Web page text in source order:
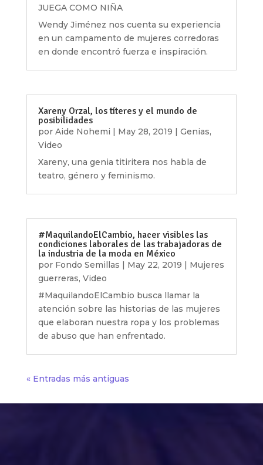
JUEGA COMO NIÑA
Wendy Jiménez nos cuenta su experiencia
en un campamento de mujeres corredoras
en donde encontró fuerza e inspiración.
Xareny Orzal, los títeres y el mundo de
posibilidades
por Aide Nohemi | May 28, 2019 | Genias,
Video
Xareny, una genia titiritera nos habla de
teatro, género y feminismo.
#MaquilandoElCambio, hacer visibles las
condiciones laborales de las trabajadoras de
la industria de la moda en México
por Fondo Semillas | May 22, 2019 | Mujeres
guerreras, Video
#MaquilandoElCambio busca llamar la
atención sobre las historias de las mujeres
que elaboran nuestra ropa y los problemas
de abuso que han enfrentado.
« Entradas más antiguas